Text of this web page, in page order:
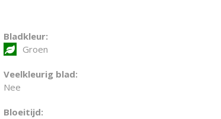
Bladkleur:
Groen
Veelkleurig blad:
Nee
Bloeitijd: